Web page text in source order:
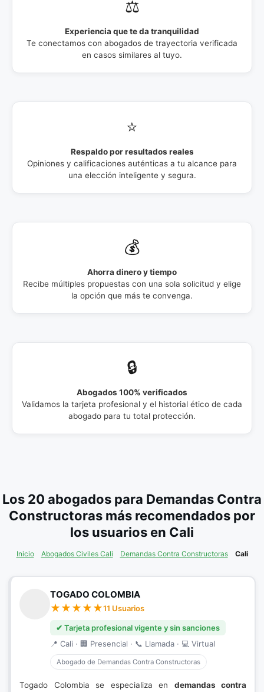
⚖️
Experiencia que te da tranquilidad
Te conectamos con abogados de trayectoria verificada
en casos similares al tuyo.
⭐
Respaldo por resultados reales
Opiniones y calificaciones auténticas a tu alcance para
una elección inteligente y segura.
💰
Ahorra dinero y tiempo
Recibe múltiples propuestas con una sola solicitud y elige
la opción que más te convenga.
🔒
Abogados 100% verificados
Validamos la tarjeta profesional y el historial ético de cada
abogado para tu total protección.
Los 20 abogados para Demandas Contra
Constructoras más recomendados por
los usuarios en Cali
Inicio Abogados Civiles Cali Demandas Contra Constructoras Cali
TOGADO COLOMBIA
11 Usuarios
✔ Tarjeta profesional vigente y sin sanciones
📍 Cali · 🏢 Presencial · 📞 Llamada · 💻 Virtual
Abogado de Demandas Contra Constructoras
Togado Colombia se especializa en demandas contra